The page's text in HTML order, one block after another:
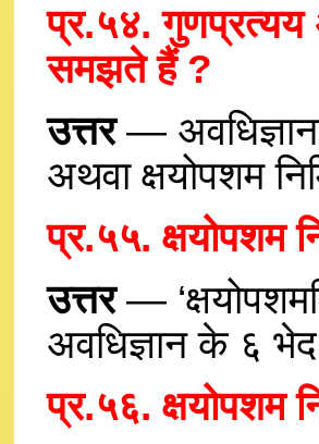
प्र.५४. गुणप्रत्यय
समझते हैं ?
उत्तर—
अथवा क्षयोपशम
प्र.५५. क्षयोपशम
उत्तर—
अवधिज्ञान के ६
प्र.५६. क्षयोपशम